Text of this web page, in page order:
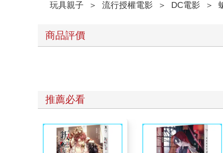
玩具親子 ＞ 流行授權電影 ＞ DC電影 ＞
商品評價
推薦必看